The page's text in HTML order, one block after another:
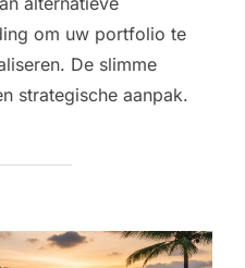
om uw portfolio te
De slimme
strategische aanpak.